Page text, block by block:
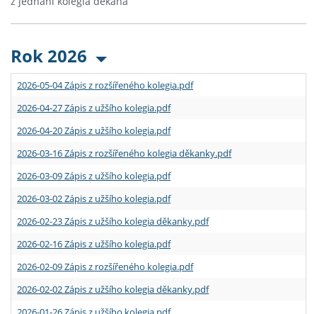
Rok 2026
2026-05-04 Zápis z rozšířeného kolegia.pdf
2026-04-27 Zápis z užšího kolegia.pdf
2026-04-20 Zápis z užšího kolegia.pdf
2026-03-16 Zápis z rozšířeného kolegia děkanky.pdf
2026-03-09 Zápis z užšího kolegia.pdf
2026-03-02 Zápis z užšího kolegia.pdf
2026-02-23 Zápis z užšího kolegia děkanky.pdf
2026-02-16 Zápis z užšího kolegia.pdf
2026-02-09 Zápis z rozšířeného kolegia.pdf
2026-02-02 Zápis z užšího kolegia děkanky.pdf